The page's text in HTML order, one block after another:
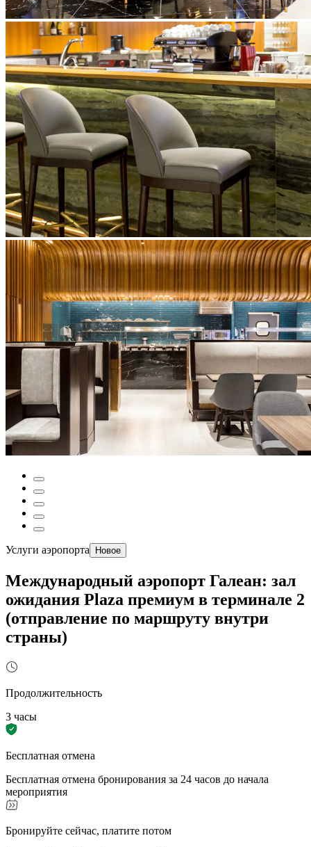
Услуги аэропорта Новое
Международный аэропорт Галеан: зал
ожидания Plaza премиум в терминале 2
(отправление по маршруту внутри
страны)
Продолжительность
3 часы
Бесплатная отмена
Бесплатная отмена бронирования за 24 часов до начала
мероприятия
Бронируйте сейчас, платите потом